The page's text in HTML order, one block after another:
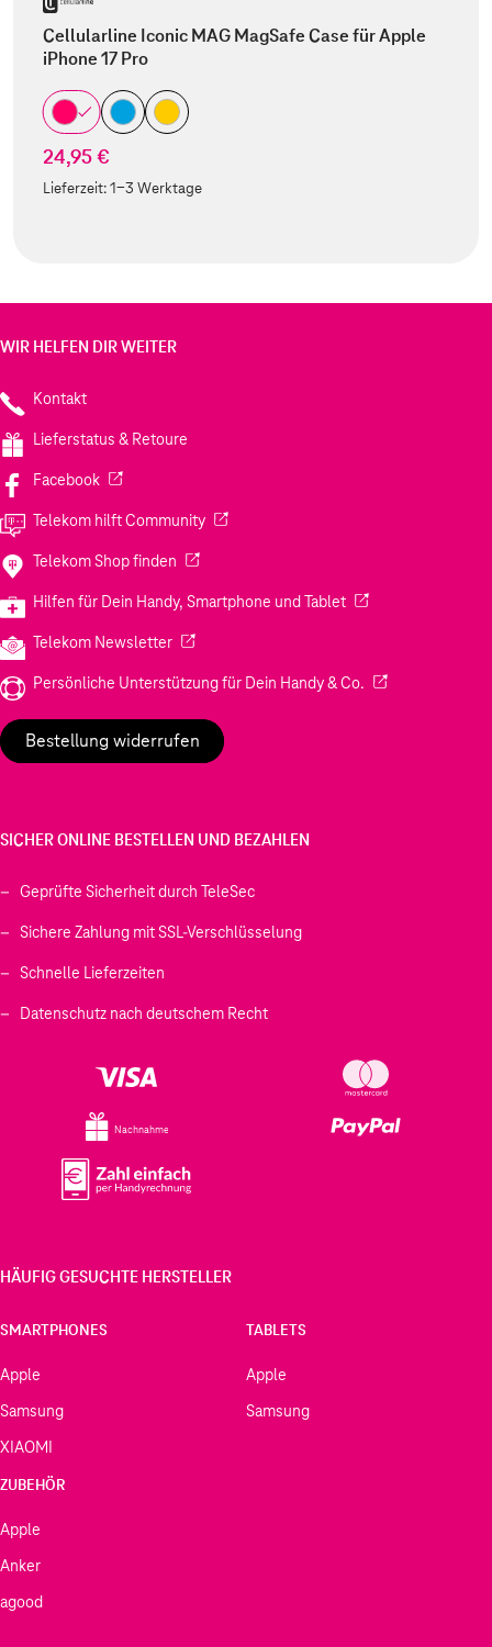
Cellularline Iconic MAG MagSafe Case für Apple
iPhone 17 Pro
24,95 €
Lieferzeit:1-3 Werktage
WIR HELFEN DIR WEITER
Kontakt
Lieferstatus & Retoure
Facebook(Wird in einem neuen Tab geöffnet)
Telekom hilft Community(Wird in einem neuen Tab geöffnet)
Telekom Shop finden (Wird in einem neuen Tab geöffnet)
Hilfen für Dein Handy, Smartphone und Tablet(Wird in einem
Telekom Newsletter(Wird in einem neuen Tab geöffnet)
Persönliche Unterstützung für Dein Handy & Co. (Wird in einem
Bestellung widerrufen
SICHER ONLINE BESTELLEN UND BEZAHLEN
Geprüfte Sicherheit durch TeleSec
Sichere Zahlung mit SSL-Verschlüsselung
Schnelle Lieferzeiten
Datenschutz nach deutschem Recht
Nachnahme
HÄUFIG GESUCHTE HERSTELLER
SMARTPHONES
Apple
Samsung
XIAOMI
TABLETS
Apple
Samsung
ZUBEHÖR
Apple
Anker
agood